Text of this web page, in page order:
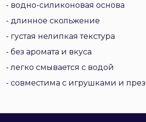
- водно-силиконовая основа
- длинное скольжение
- густая нелипкая текстура
- без аромата и вкуса
- легко смывается с водой
- совместима с игрушками и